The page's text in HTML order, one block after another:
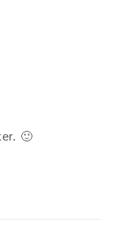
🙂